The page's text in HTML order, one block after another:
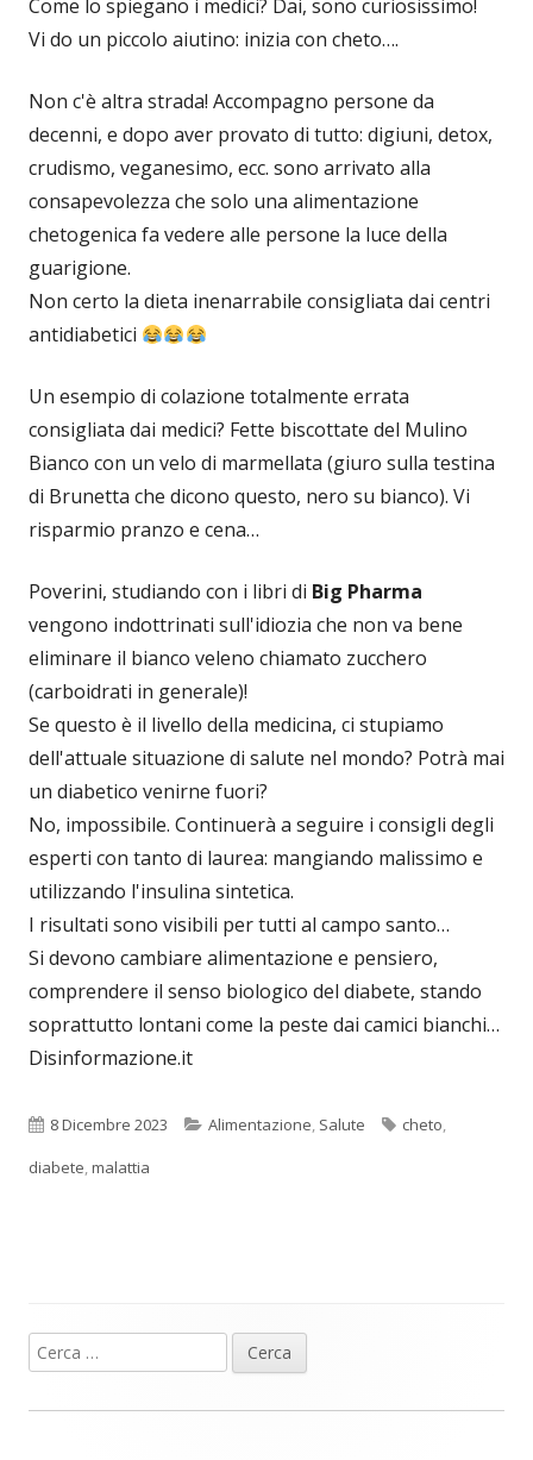
Come lo spiegano i medici? Dai, sono curiosissimo!
Vi do un piccolo aiutino: inizia con cheto….
Non c'è altra strada! Accompagno persone da
decenni, e dopo aver provato di tutto: digiuni, detox,
crudismo, veganesimo, ecc. sono arrivato alla
consapevolezza che solo una alimentazione
chetogenica fa vedere alle persone la luce della
guarigione.
Non certo la dieta inenarrabile consigliata dai centri
antidiabetici
Un esempio di colazione totalmente errata
consigliata dai medici? Fette biscottate del Mulino
Bianco con un velo di marmellata (giuro sulla testina
di Brunetta che dicono questo, nero su bianco). Vi
risparmio pranzo e cena…
Poverini, studiando con i libri di Big Pharma
vengono indottrinati sull'idiozia che non va bene
eliminare il bianco veleno chiamato zucchero
(carboidrati in generale)!
Se questo è il livello della medicina, ci stupiamo
dell'attuale situazione di salute nel mondo? Potrà mai
un diabetico venirne fuori?
No, impossibile. Continuerà a seguire i consigli degli
esperti con tanto di laurea: mangiando malissimo e
utilizzando l'insulina sintetica.
I risultati sono visibili per tutti al campo santo…
Si devono cambiare alimentazione e pensiero,
comprendere il senso biologico del diabete, stando
soprattutto lontani come la peste dai camici bianchi…
Disinformazione.it
Pubblicato
8 Dicembre 2023 Categorie
Alimentazione, Salute Tag
cheto,
diabete,malattia
Barra
laterale
Ricerca
per: